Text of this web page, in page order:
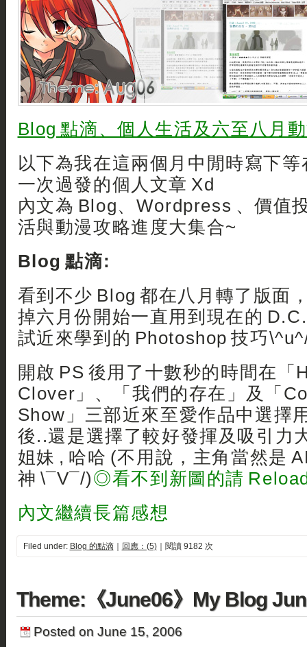
Blog 點滴、個人生活及六至八月
以下為我在這兩個月中閒時寫下
一次過發的個人文章 Xd
內文為 Blog、Wordpress 、價值
活與動漫攻略進度大集合~
Blog 點滴:
看到不少 Blog 都在八月轉了版面
掉六月份開始一直用到現在的
試近來學到的 Photoshop 技巧
開啟 PS 後用了十數秒的時間在「
Clover」、「我們的存在」及「
Show」三部近來至愛作品中選擇
後..還是選擇了較好發揮及吸引力
姐妹 , 哈哈 (不用說，主角當然是
神 \¯V¯/)◎看不到新圖的請
內文繼續長篇感想
Filed under: Blog 的點滴｜ 回應：(5)｜閱讀 9182 次
Theme:《June06》My Blog
Posted on June 15, 2006